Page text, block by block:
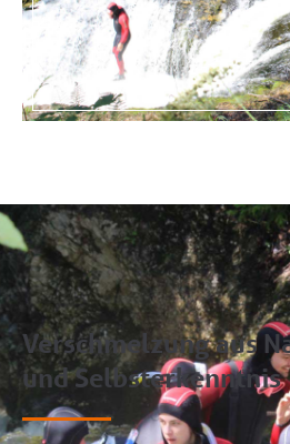
Verschmelzung aus
und Selbsterkenntnis